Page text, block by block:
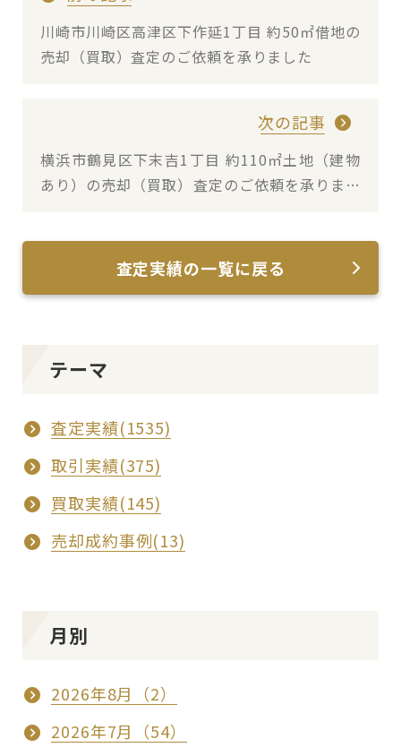
川崎市川崎区高津区下作延1丁目 約50㎡借地の
売却（買取）査定のご依頼を承りました
次の記事
横浜市鶴見区下末吉1丁目 約110㎡土地（建物
あり）の売却（買取）査定のご依頼を承りまし
査定実績の一覧に戻る
テーマ
査定実績(1535)
取引実績(375)
買取実績(145)
売却成約事例(13)
月別
2026年8月（2）
2026年7月（54）